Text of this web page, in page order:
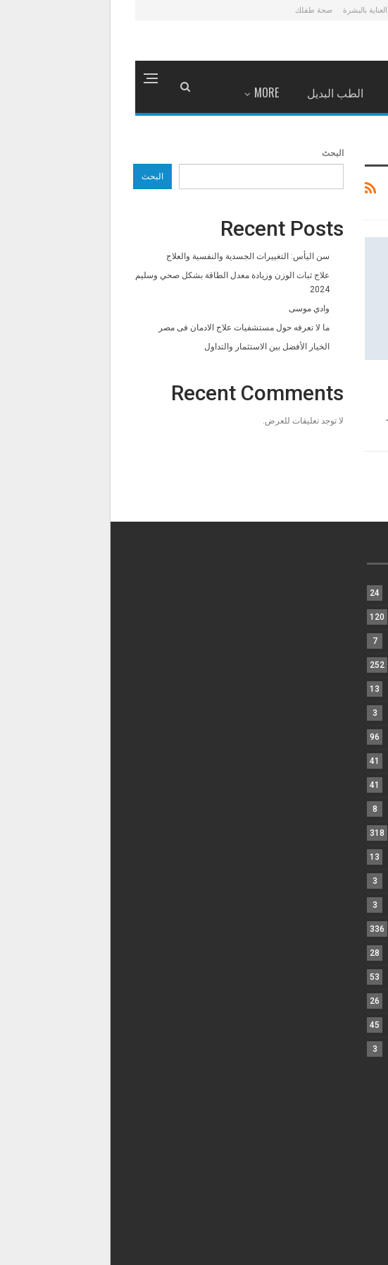
العناية بالبشرة صحة طفلك
الطب البديل MORE
البحث
البحث
Recent Posts
سن اليأس: التغييرات الجسدية والنفسية والعلاج
علاج ثبات الوزن وزيادة معدل الطاقة بشكل صحي وسليم
2024
وادي موسى
ما لا تعرفه حول مستشفيات علاج الادمان فى مصر
الخيار الأفضل بين الاستثمار والتداول
Recent Comments
لا توجد تعليقات للعرض.
24
120
7
252
13
3
96
41
41
8
318
13
3
3
336
28
53
26
45
3